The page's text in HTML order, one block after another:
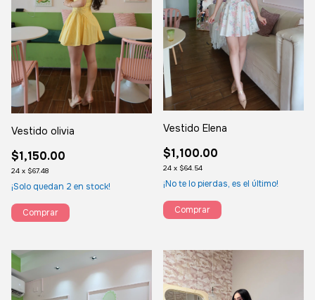
Vestido olivia
$1,150.00
24 x $67.48
¡Solo quedan 2 en stock!
Comprar
Vestido Elena
$1,100.00
24 x $64.54
¡No te lo pierdas, es el último!
Comprar